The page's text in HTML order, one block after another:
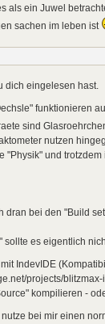
als ein Juwel
sachen im leben ist
dich eingelesen hast.
funktionieren
sind
nutzen
"Physik" und
dran bei den "Build
sollte es eigentlich
IndevIDE
projects/blitzmax-
kompilieren -
nutze bei mir einen